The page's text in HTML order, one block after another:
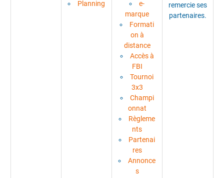
Planning
e-
marque
Formati
on à
distance
Accès à
FBI
Tournoi
3x3
Champi
onnat
Règleme
nts
Partenai
res
Annonce
s
remercie ses
partenaires.